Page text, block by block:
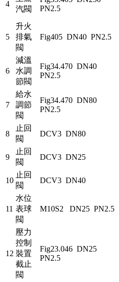
4
汽閥
PN2.5
5
升火
排氣
閥
Fig405 DN40 PN2.5
6
減溫
水調
節閥
Fig34.470 DN40
PN2.5
7
給水
調節
閥
Fig34.470 DN80
PN2.5
8
止回
閥
DCV3 DN80
9
止回
閥
DCV3 DN25
10
止回
閥
DCV3 DN40
11
水位
表球
閥
M10S2 DN25 PN2.5
12
壓力
控制
裝置
截止
閥
Fig23.046 DN25
PN2.5